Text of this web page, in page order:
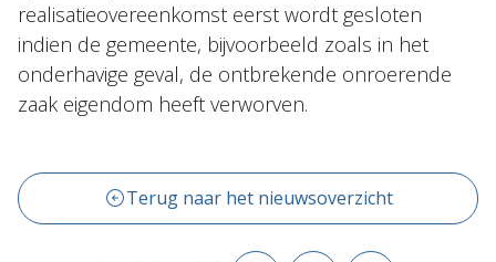
realisatieovereenkomst eerst wordt gesloten
indien de gemeente, bijvoorbeeld zoals in het
onderhavige geval, de ontbrekende onroerende
zaak eigendom heeft verworven.
Terug naar het nieuwsoverzicht